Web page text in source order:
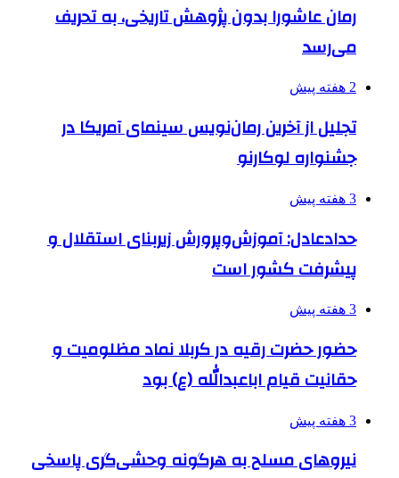
رمان عاشورا بدون پژوهش تاریخی، به تحریف
می‌رسد
2 هفته پیش
تجلیل از آخرین رمان‌نویس سینمای آمریکا در
جشنواره لوکارنو
3 هفته پیش
حدادعادل: آموزش‌وپرورش زیربنای استقلال و
پیشرفت کشور است
3 هفته پیش
حضور حضرت رقیه در کربلا نماد مظلومیت و
حقانیت قیام اباعبدالله (ع) بود
3 هفته پیش
نیروهای مسلح به هرگونه وحشی‌گری پاسخی